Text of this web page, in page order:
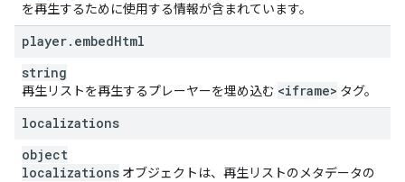
を再生するために使用する情報が含まれています。
player. embedHtml
string
再生リストを再生するプレーヤーを埋め込む <iframe> タグ。
localizations
object
localizations オブジェクトは、再生リストのメタデータの